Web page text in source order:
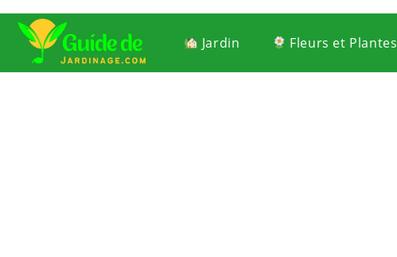
Jardin Fleurs et Plantes